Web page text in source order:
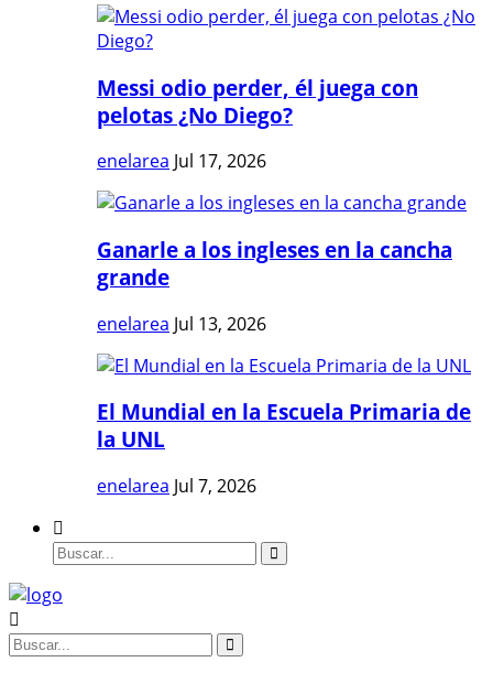
Messi odio perder, él juega con
pelotas ¿No Diego?
enelarea Jul 17, 2026
Ganarle a los ingleses en la cancha
grande
enelarea Jul 13, 2026
El Mundial en la Escuela Primaria de
la UNL
enelarea Jul 7, 2026